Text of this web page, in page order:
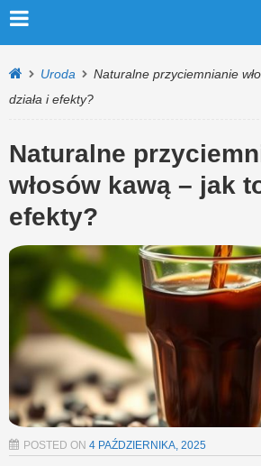
Uroda
Naturalne przyciemnianie
działa i efekty?
Naturalne
włosów kawą – jak
efekty?
POSTED ON 4 PAŹDZIERNIKA, 2025